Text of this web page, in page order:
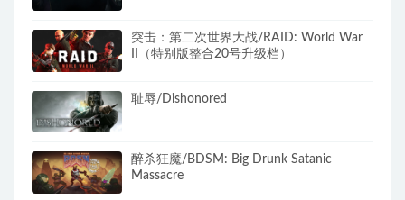
突击：第二次世界大战/RAID: World War
II（特别版整合20号升级档）
耻辱/Dishonored
醉杀狂魔/BDSM: Big Drunk Satanic
Massacre